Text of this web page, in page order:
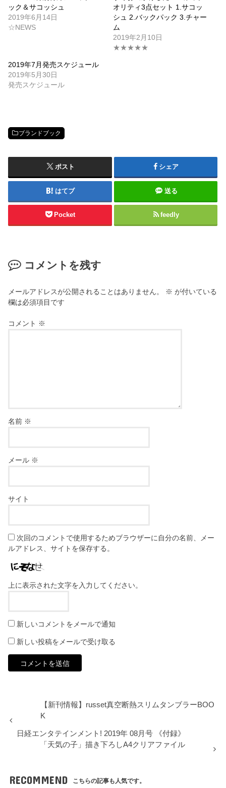
ック＆サコッシュ
2019年6月14日
☆NEWS
オリティ3点セット 1.サコッ
シュ 2.バックパック 3.チャー
ム
2019年2月10日
★★★★★
2019年7月発売スケジュール
2019年5月30日
発売スケジュール
ブランドブック
ポスト シェア
はてブ 送る
Pocket feedly
コメントを残す
メールアドレスが公開されることはありません。 ※ が付いている
欄は必須項目です
コメント ※
名前 ※
メール ※
サイト
次回のコメントで使用するためブラウザーに自分の名前、メー
ルアドレス、サイトを保存する。
上に表示された文字を入力してください。
新しいコメントをメールで通知
新しい投稿をメールで受け取る
【新刊情報】russet真空断熱スリムタンブラーBOO
K
日経エンタテインメント! 2019年 08月号 《付録》
「天気の子」描き下ろしA4クリアファイル
RECOMMEND こちらの記事も人気です。